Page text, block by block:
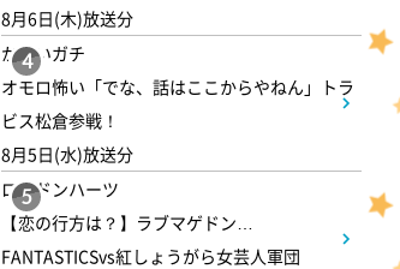
8月6日(木)放送分
4
かまいガチ
オモロ怖い「でな、話はここからやねん」トラ
ビス松倉参戦！
8月5日(水)放送分
5
ロンドンハーツ
【恋の行方は？】ラブマゲドン…
FANTASTICSvs紅しょうがら女芸人軍団
テレ朝サマフェスナビ
深夜 1:52
全力坂
深夜 1:57